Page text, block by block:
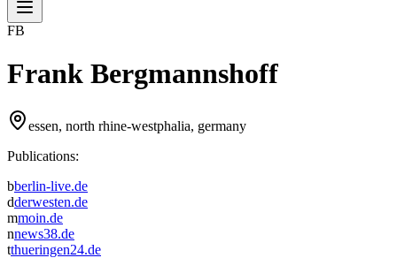
FB
Frank Bergmannshoff
essen, north rhine-westphalia, germany
Publications:
bberlin-live.de
dderwesten.de
mmoin.de
nnews38.de
tthueringen24.de